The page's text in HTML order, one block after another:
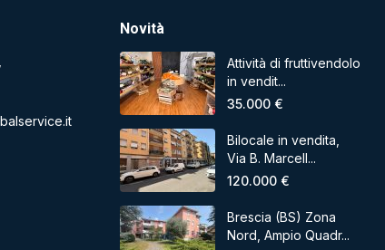
Novità
Attività di fruttivendolo
in vendit...
35.000 €
Bilocale in vendita,
Via B. Marcell...
120.000 €
Brescia (BS) Zona
Nord, Ampio Quadr...